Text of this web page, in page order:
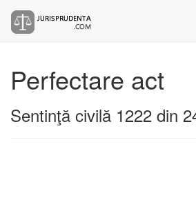
Perfectare act
Sentinţă civilă 1222 din